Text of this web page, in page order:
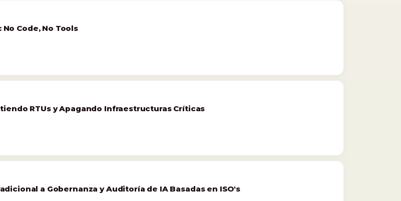
Code, No Tools
RTUs y Apagando Infraestructuras Críticas
a Gobernanza y Auditoría de IA Basadas en ISO's